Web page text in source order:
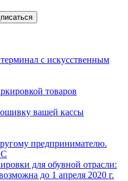
с искусственным
товаров
вашей кассы
предпринимателю.
для обувной отрасли:
до 1 апреля 2020 г.